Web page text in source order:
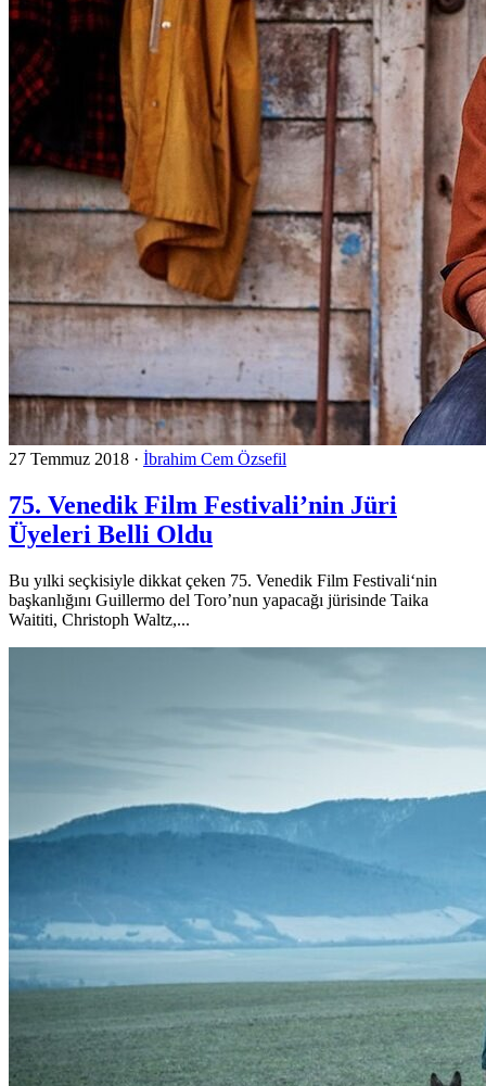
27 Temmuz 2018 · İbrahim Cem Özsefil
75. Venedik Film Festivali’nin Jüri
Üyeleri Belli Oldu
Bu yılki seçkisiyle dikkat çeken 75. Venedik Film Festivali‘nin
başkanlığını Guillermo del Toro’nun yapacağı jürisinde Taika
Waititi, Christoph Waltz,...